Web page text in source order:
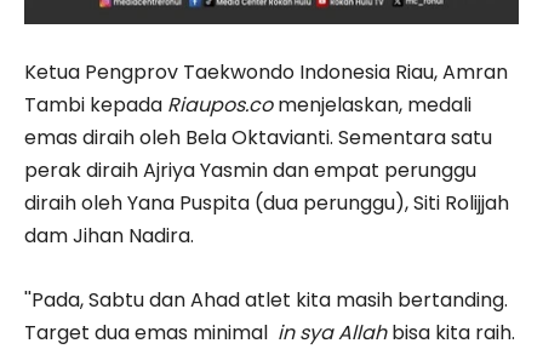
Ketua Pengprov Taekwondo Indonesia Riau, Amran
Tambi kepada Riaupos.comenjelaskan, medali
emas diraih oleh Bela Oktavianti. Sementara satu
perak diraih Ajriya Yasmin dan empat perunggu
diraih oleh Yana Puspita (dua perunggu), Siti Rolijjah
dam Jihan Nadira.
''Pada, Sabtu dan Ahad atlet kita masih bertanding.
Target dua emas minimal in sya Allahbisa kita raih.